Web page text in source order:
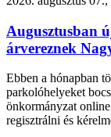
Augusztusban
árvereznek
Ebben a hónapban
parkolóhelyeket
önkormányzat
regisztrálni és